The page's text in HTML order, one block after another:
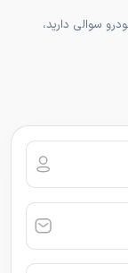
سوالی دارید،